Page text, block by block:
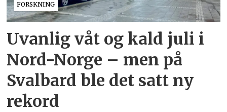
FORSKNING
Uvanlig våt og kald juli i
Nord-Norge – men på
Svalbard ble det satt ny
rekord